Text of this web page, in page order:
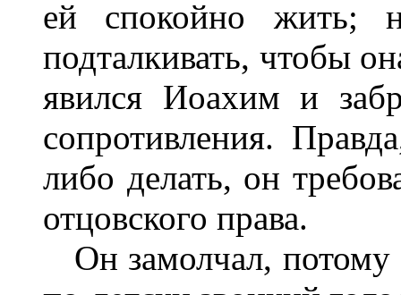
ей спокойно жить;
подталкивать, чтобы
явился Иоахим и
сопротивления.
либо делать, он
отцовского права.
Он замолчал, потому